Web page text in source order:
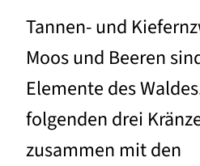
Tannen- und
Moos und Beeren
Elemente des
folgenden drei
zusammen mit den